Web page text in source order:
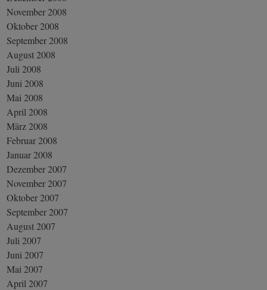
November 2008
Oktober 2008
September 2008
August 2008
Juli 2008
Juni 2008
Mai 2008
April 2008
März 2008
Februar 2008
Januar 2008
Dezember 2007
November 2007
Oktober 2007
September 2007
August 2007
Juli 2007
Juni 2007
Mai 2007
April 2007